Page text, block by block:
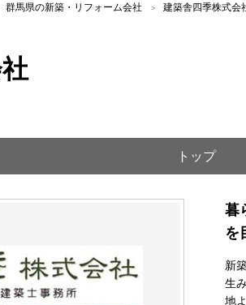
群馬県の新築・リフォーム会社 建築舎四季株式会
トップ
暮
を
新
生
地